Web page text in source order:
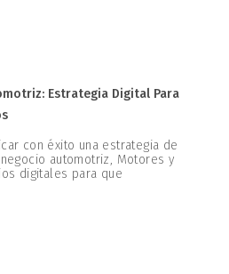
Estrategia Digital Para
con éxito una estrategia de
automotriz, Motores y
digitales para que